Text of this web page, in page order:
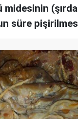
süre